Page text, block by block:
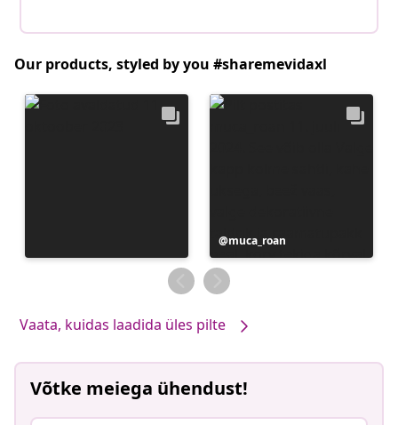
Our products, styled by you #sharemevidaxl
Postitus
avaldatud
muca_roan
Vaata, kuidas laadida üles pilte
Võtke meiega ühendust!